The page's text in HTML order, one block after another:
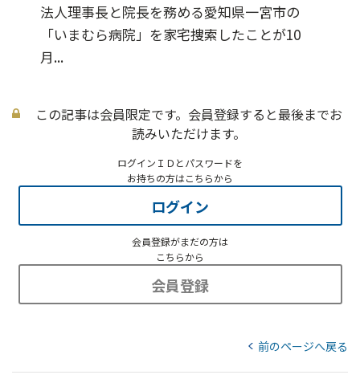
法人理事長と院長を務める愛知県一宮市の
「いまむら病院」を家宅捜索したことが10
月...
この記事は会員限定です。会員登録すると最後までお
読みいただけます。
ログインＩＤとパスワードを
お持ちの方はこちらから
ログイン
会員登録がまだの方は
こちらから
会員登録
前のページへ戻る